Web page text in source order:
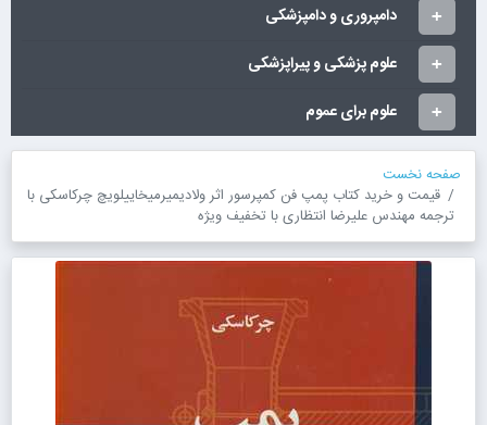
دامپروری و دامپزشکی
علوم پزشکی و پیراپزشکی
علوم برای عموم
صفحه نخست
قیمت و خرید کتاب پمپ فن کمپرسور اثر ولادیمیرمیخاییلویچ چرکاسکی با
ترجمه مهندس علیرضا انتظاری با تخفیف ویژه